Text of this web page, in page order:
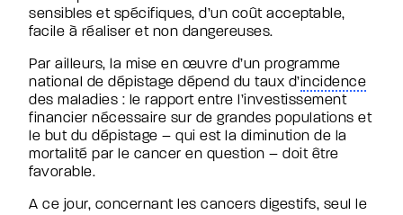
sensibles et spécifiques, d’un coût acceptable,
facile à réaliser et non dangereuses.
Par ailleurs, la mise en œuvre d’un programme
national de dépistage dépend du taux d’incidence
des maladies : le rapport entre l’investissement
financier nécessaire sur de grandes populations et
le but du dépistage – qui est la diminution de la
mortalité par le cancer en question – doit être
favorable.
A ce jour, concernant les cancers digestifs, seul le